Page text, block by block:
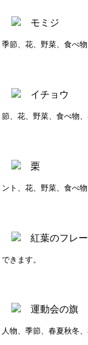
季節、花、野菜、食べ
節、花、野菜、食べ物、
ント、花、野菜、食べ
できます。
人物、季節、春夏秋冬